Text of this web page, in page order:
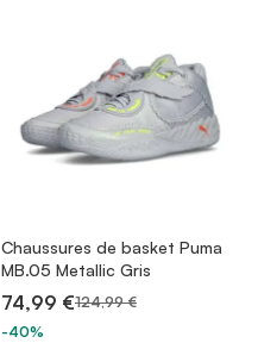
Chaussures de basket Puma
MB.05 Metallic Gris
74,99 €124,99 €
-40%